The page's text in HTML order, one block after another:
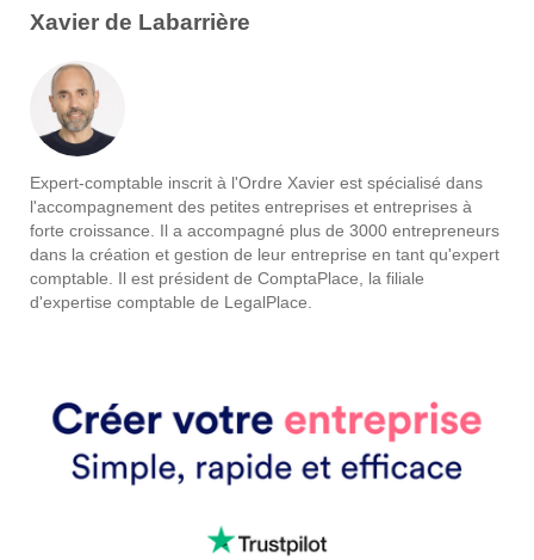
Xavier de Labarrière
Expert-comptable inscrit à l'Ordre Xavier est spécialisé dans
l'accompagnement des petites entreprises et entreprises à
forte croissance. Il a accompagné plus de 3000 entrepreneurs
dans la création et gestion de leur entreprise en tant qu'expert
comptable. Il est président de ComptaPlace, la filiale
d'expertise comptable de LegalPlace.